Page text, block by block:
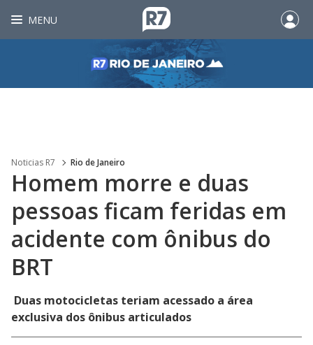
MENU
Noticias R7 Rio de Janeiro
Homem morre e duas
pessoas ficam feridas em
acidente com ônibus do
BRT
Duas motocicletas teriam acessado a área
exclusiva dos ônibus articulados